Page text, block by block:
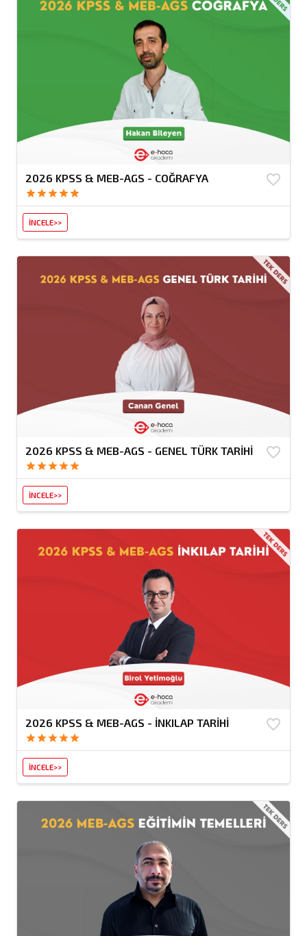
2026 KPSS & MEB-AGS - COĞRAFYA favorite_border
starstarstarstarstar
İNCELE>>
2026 KPSS & MEB-AGS - GENEL TÜRK TARİHİ favorite_border
starstarstarstarstar
İNCELE>>
2026 KPSS & MEB-AGS - İNKILAP TARİHİ favorite_border
starstarstarstarstar
İNCELE>>